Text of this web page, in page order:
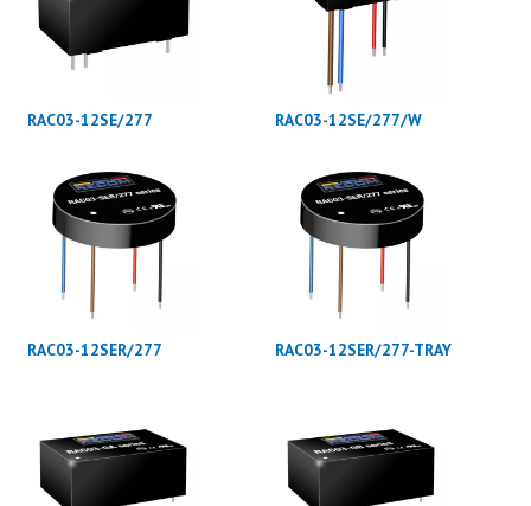
RAC03-12SE/277 RAC03-12SE/277/W
RAC03-12SER/277 RAC03-12SER/277-TRAY